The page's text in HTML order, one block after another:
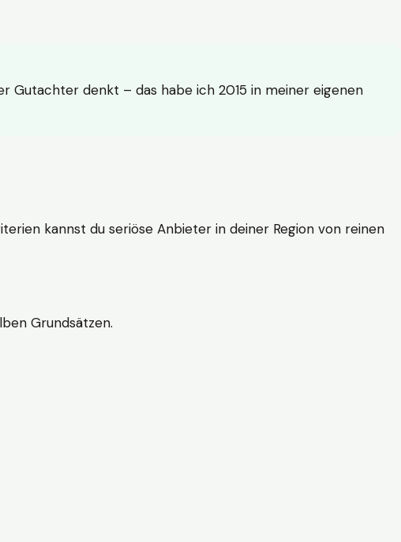
Gutachter denkt – das habe ich 2015 in meiner eigenen
kannst du seriöse Anbieter in deiner Region von reinen
Grundsätzen.